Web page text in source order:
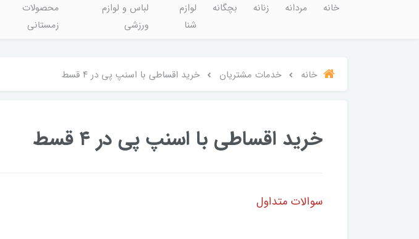
خانه مردانه زنانه بچگانه
لوازم
شنا
لباس و لوازم
ورزشی
محصولات
زمستانی
خانه خدمات مشتریان خرید اقساطی با اسنپ پی در ۴ قسط
خرید اقساطی با اسنپ پی در ۴ قسط
سوالات متداول